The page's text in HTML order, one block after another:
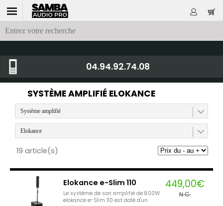
04.94.92.74.08
SYSTÈME AMPLIFIÉ ELOKANCE
Système amplifié
Elokance
19 article(s)
Elokance e-Slim 110
Le système de son amplifié de 800W
elokance e-Slim 110 est doté d'un
449,00€
N.C.